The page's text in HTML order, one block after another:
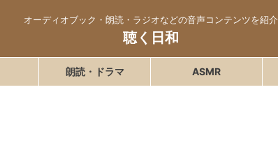
オーディオブック・朗読・ラジオなどの音声コンテンツを紹介
聴く日和
朗読・ドラマ ASMR